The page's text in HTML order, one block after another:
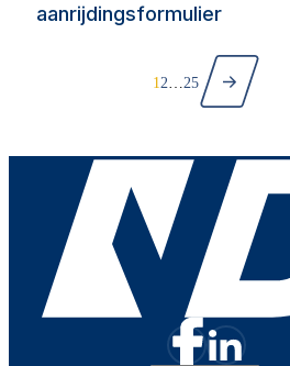
aanrijdingsformulier
Paginering
1 2 25
Volgende